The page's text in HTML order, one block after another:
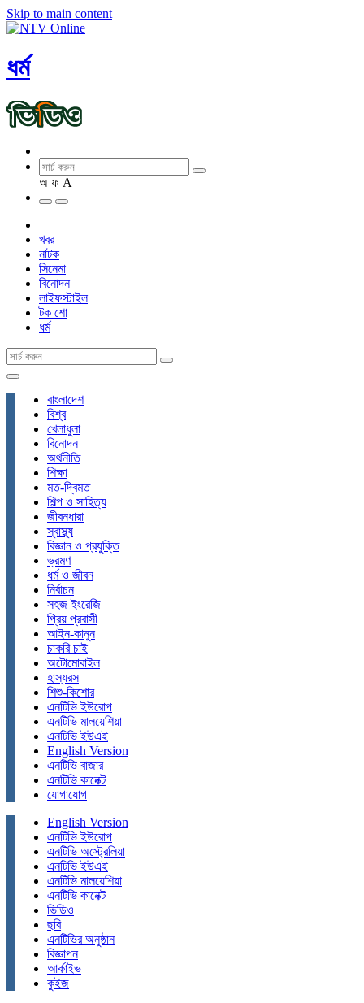
Skip to main content
ধর্ম
অ ফ A
খবর
নাটক
সিনেমা
বিনোদন
লাইফস্টাইল
টক শো
ধর্ম
বাংলাদেশ
বিশ্ব
খেলাধুলা
বিনোদন
অর্থনীতি
শিক্ষা
মত-দ্বিমত
শিল্প ও সাহিত্য
জীবনধারা
স্বাস্থ্য
বিজ্ঞান ও প্রযুক্তি
ভ্রমণ
ধর্ম ও জীবন
নির্বাচন
সহজ ইংরেজি
প্রিয় প্রবাসী
আইন-কানুন
চাকরি চাই
অটোমোবাইল
হাস্যরস
শিশু-কিশোর
এনটিভি ইউরোপ
এনটিভি মালয়েশিয়া
এনটিভি ইউএই
English Version
এনটিভি বাজার
এনটিভি কানেক্ট
যোগাযোগ
English Version
এনটিভি ইউরোপ
এনটিভি অস্ট্রেলিয়া
এনটিভি ইউএই
এনটিভি মালয়েশিয়া
এনটিভি কানেক্ট
ভিডিও
ছবি
এনটিভির অনুষ্ঠান
বিজ্ঞাপন
আর্কাইভ
কুইজ